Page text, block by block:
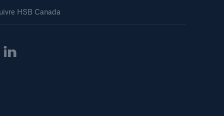
HSB Canada